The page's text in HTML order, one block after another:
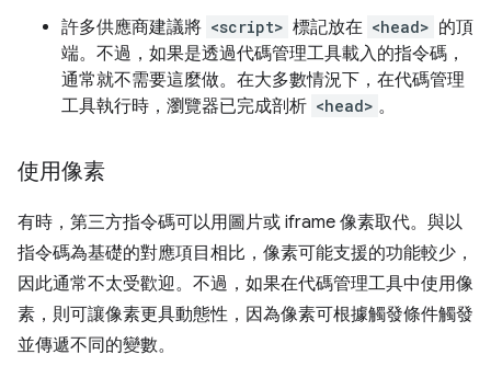
許多供應商建議將 <script> 標記放在 <head> 的頂
端。不過，如果是透過代碼管理工具載入的指令碼，
通常就不需要這麼做。在大多數情況下，在代碼管理
工具執行時，瀏覽器已完成剖析 <head> 。
使用像素
有時，第三方指令碼可以用圖片或 iframe 像素取代。與以
指令碼為基礎的對應項目相比，像素可能支援的功能較少，
因此通常不太受歡迎。不過，如果在代碼管理工具中使用像
素，則可讓像素更具動態性，因為像素可根據觸發條件觸發
並傳遞不同的變數。